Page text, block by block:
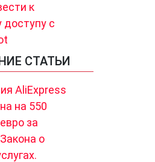
к
доступу с
СТАТЬИ
AliExpress
на 550
за
о